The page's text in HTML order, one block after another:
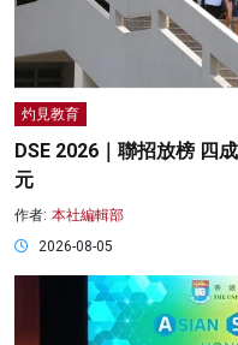
灼見教育
DSE 2026｜聯招放榜 四
元
作者: 本社編輯部
2026-08-05